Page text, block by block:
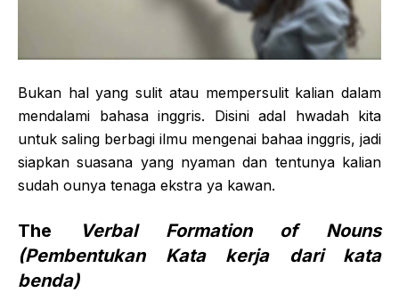
Bukan hal yang sulit atau mempersulit kalian dalam
mendalami bahasa inggris. Disini adal hwadah kita
untuk saling berbagi ilmu mengenai bahaa inggris, jadi
siapkan suasana yang nyaman dan tentunya kalian
sudah ounya tenaga ekstra ya kawan.
The Verbal Formation of Nouns
(Pembentukan Kata kerja dari kata
benda)